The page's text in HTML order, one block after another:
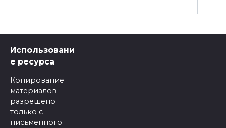
Использовани
е ресурса
Копирование
материалов
разрешено
только с
письменного